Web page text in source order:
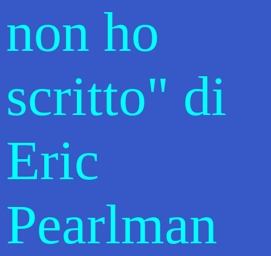
non ho
scritto" di
Eric
Pearlman